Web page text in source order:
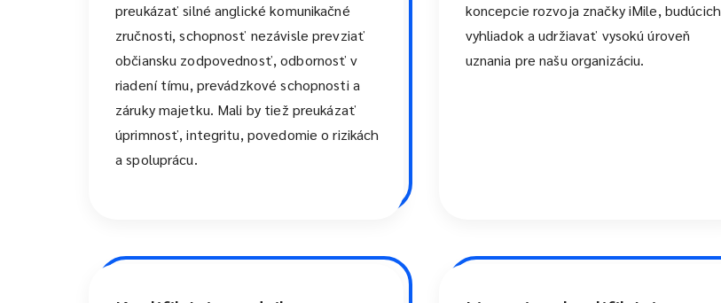
preukázať silné anglické komunikačné
zručnosti, schopnosť nezávisle prevziať
občiansku zodpovednosť, odbornosť v
riadení tímu, prevádzkové schopnosti a
záruky majetku. Mali by tiež preukázať
úprimnosť, integritu, povedomie o rizikách
a spoluprácu.
koncepcie rozvoja značky iMile, budúcich
vyhliadok a udržiavať vysokú úroveň
uznania pre našu organizáciu.